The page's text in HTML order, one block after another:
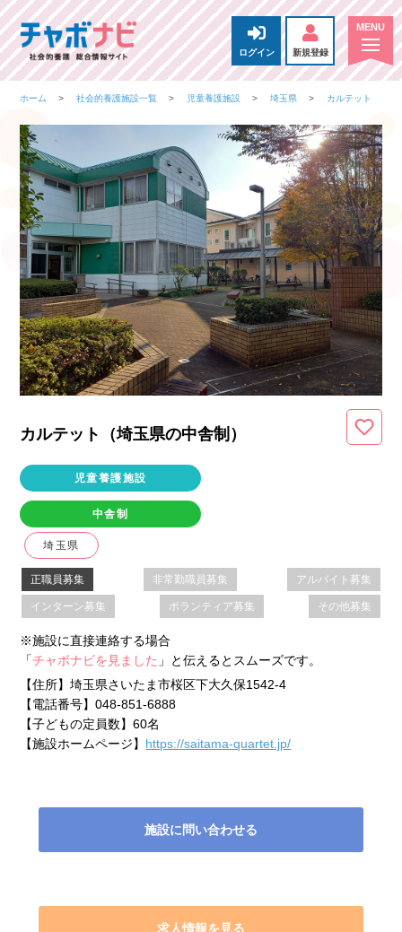
ログイン 新規登録
ホーム 社会的養護施設一覧 児童養護施設 埼玉県 カルテット
カルテット（埼玉県の中舎制 ）
児童養護施設
中舎制
埼玉県
正職員募集 非常勤職員募集 アルバイト募集
インターン募集 ボランティア募集 その他募集
※施設に直接連絡する場合
「チャボナビを見ました 」と伝えるとスムーズです。
【住所】埼玉県さいたま市桜区下大久保1542-4
【電話番号】048-851-6888
【子どもの定員数】60名
【施設ホームページ】 https://saitama-quartet.jp/
施設に問い合わせる
求人情報を見る